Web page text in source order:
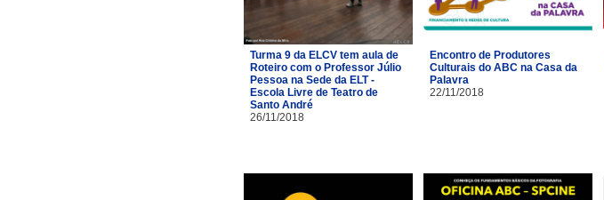
Turma 9 da ELCV tem aula de
Roteiro com o Professor Júlio
Pessoa na Sede da ELT -
Escola Livre de Teatro de
Santo André
26/11/2018
Encontro de Produtores
Culturais do ABC na Casa da
Palavra
22/11/2018